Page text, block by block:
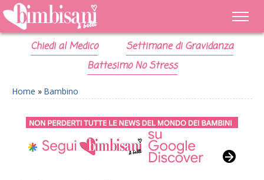
Chiedi al Medico
Settimane di Gravidanza
Battesimo No Stress
Home » Bambino